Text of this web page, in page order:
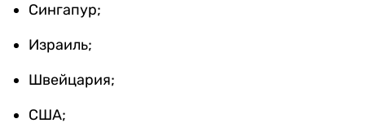
Сингапур;
Израиль;
Швейцария;
США;